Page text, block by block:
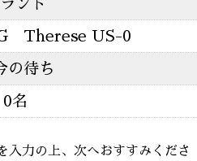
ンド
Therese US-0
の待ち
0名
入力の上、次へおすすみくださ